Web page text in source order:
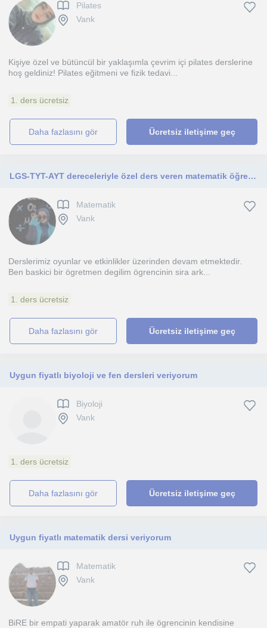
Pilates
Vank
Kişiye özel ve bütüncül bir yaklaşımla çevrim içi pilates derslerine
hoş geldiniz! Pilates eğitmeni ve fizik tedavi...
1. ders ücretsiz
daha fazlasını gör Ücretsiz iletişime geç
LGS-TYT-AYT dereceleriyle özel ders veren matematik öğretmeni
Matematik
Vank
Derslerimiz oyunlar ve etkinlikler üzerinden devam etmektedir.
Ben baskici bir ögretmen degilim ögrencinin sira ark...
1. ders ücretsiz
daha fazlasını gör Ücretsiz iletişime geç
Uygun fiyatlı biyoloji ve fen dersleri veriyorum
Biyoloji
Vank
1. ders ücretsiz
daha fazlasını gör Ücretsiz iletişime geç
Uygun fiyatlı matematik dersi veriyorum
Matematik
Vank
BiRE bir empati yaparak amatör ruh ile ögrencinin kendisine